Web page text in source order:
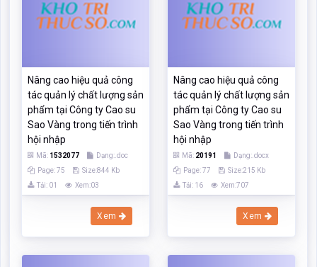
Nâng cao hiệu quả công
tác quản lý chất lượng sản
phẩm tại Công ty Cao su
Sao Vàng trong tiến trình
hội nhập
Mã: 1532077
Dạng:.doc
Page: 75
Size:844 Kb
Tải: 01
Xem:03
Xem
Nâng cao hiệu quả công
tác quản lý chất lượng sản
phẩm tại Công ty Cao su
Sao Vàng trong tiến trình
hội nhập
Mã: 20191
Dạng:.docx
Page: 77
Size:215 Kb
Tải: 16
Xem:707
Xem